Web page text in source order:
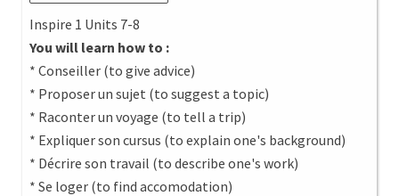
Inspire 1 Units 7-8
You will learn how to :
* Conseiller (to give advice)
* Proposer un sujet (to suggest a topic)
* Raconter un voyage (to tell a trip)
* Expliquer son cursus (to explain one's background)
* Décrire son travail (to describe one's work)
* Se loger (to find accomodation)